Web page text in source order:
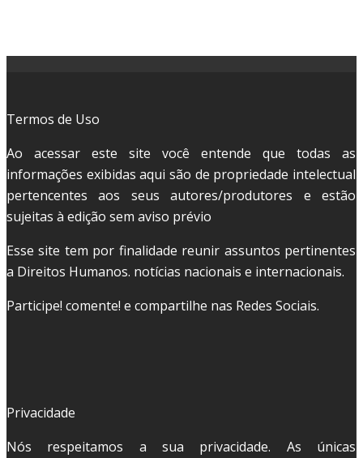
Termos de Uso
Ao acessar este site você entende que todas as
informações exibidas aqui são de propriedade intelectual
pertencentes aos seus autores/produtores e estão
sujeitas à edição sem aviso prévio
Esse site tem por finalidade reunir assuntos pertinentes
a Direitos Humanos. notícias nacionais e internacionais.
Participe! comente! e compartilhe nas Redes Sociais.
Privacidade
Nós respeitamos a sua privacidade. As únicas